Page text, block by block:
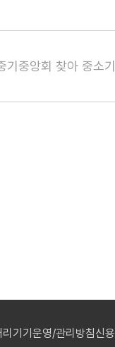
기중앙회 찾아 중소
기기운영/관리방침신